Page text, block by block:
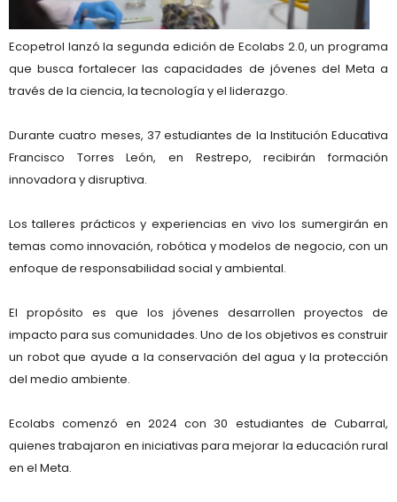
Ecopetrol lanzó la segunda edición de Ecolabs 2.0, un programa
que busca fortalecer las capacidades de jóvenes del Meta a
través de la ciencia, la tecnología y el liderazgo.
Durante cuatro meses, 37 estudiantes de la Institución Educativa
Francisco Torres León, en Restrepo, recibirán formación
innovadora y disruptiva.
Los talleres prácticos y experiencias en vivo los sumergirán en
temas comoinnovación, robótica y modelos de negocio, con un
enfoque de responsabilidad social y ambiental.
El propósito es que los jóvenes desarrollen proyectos de
impacto para sus comunidades. Uno de los objetivos es construir
un robot que ayude a laconservación del agua y la protección
del medio ambiente.
Ecolabs comenzó en 2024 con 30 estudiantes de Cubarral,
quienes trabajaron en iniciativas para mejorar la educación rural
en el Meta.